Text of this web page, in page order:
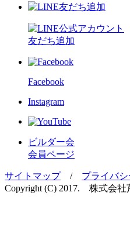
友だち追加
Facebook
Instagram
ビルダー会
会員ページ
サイトマップ/ プライバ
Copyright (C) 2017. 株式会社